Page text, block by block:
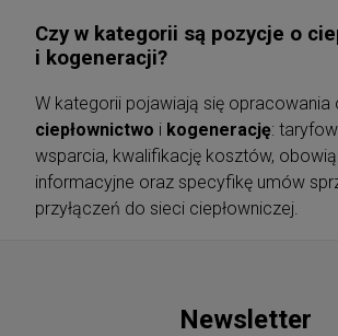
Czy w kategorii są pozycje o
i kogeneracji?
W kategorii pojawiają się opracowania
ciepłownictwo i kogenerację:
wsparcia, kwalifikację kosztów,
informacyjne oraz specyfikę umów
przyłączeń do sieci ciepłowniczej.
Newsletter